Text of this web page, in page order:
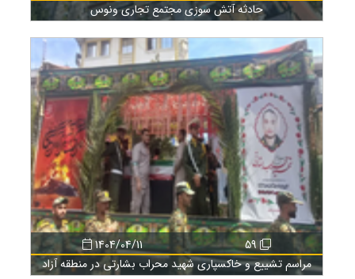
حادثه آتش سوزی مجتمع تجاری ونوس
59
1404/04/11
مراسم تشییع و خاکسپاری شهید محراب بشارتی در منطقه آزاد